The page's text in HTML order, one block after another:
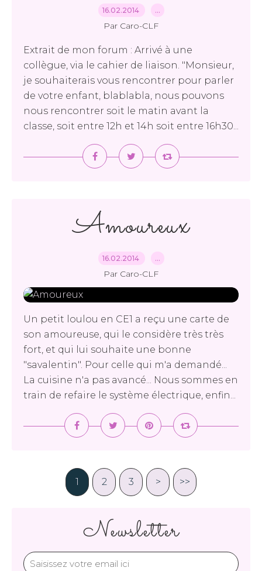
16.02.2014 …
Par Caro-CLF
Extrait de mon forum : Arrivé à une
collègue, via le cahier de liaison. "Monsieur,
je souhaiterais vous rencontrer pour parler
de votre enfant, blablabla, nous pouvons
nous rencontrer soit le matin avant la
classe, soit entre 12h et 14h soit entre 16h30...
Amoureux
16.02.2014 …
Par Caro-CLF
Un petit loulou en CE1 a reçu une carte de
son amoureuse, qui le considère très très
fort, et qui lui souhaite une bonne
"savalentin". Pour celle qui m'a demandé...
La cuisine n'a pas avancé... Nous sommes en
train de refaire le système électrique, enfin...
1 2 3 > >>
Newsletter